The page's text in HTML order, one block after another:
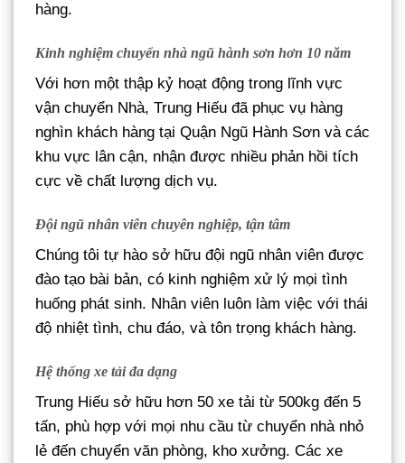
hàng.
Kinh nghiệm chuyển nhà ngũ hành sơn hơn 10 năm
Với hơn một thập kỷ hoạt động trong lĩnh vực
vận chuyển Nhà, Trung Hiếu đã phục vụ hàng
nghìn khách hàng tại Quận Ngũ Hành Sơn và các
khu vực lân cận, nhận được nhiều phản hồi tích
cực về chất lượng dịch vụ.
Đội ngũ nhân viên chuyên nghiệp, tận tâm
Chúng tôi tự hào sở hữu đội ngũ nhân viên được
đào tạo bài bản, có kinh nghiệm xử lý mọi tình
huống phát sinh. Nhân viên luôn làm việc với thái
độ nhiệt tình, chu đáo, và tôn trọng khách hàng.
Hệ thống xe tải đa dạng
Trung Hiếu sở hữu hơn 50 xe tải từ 500kg đến 5
tấn, phù hợp với mọi nhu cầu từ chuyển nhà nhỏ
lẻ đến chuyển văn phòng, kho xưởng. Các xe